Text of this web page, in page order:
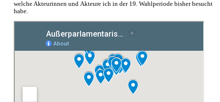
welche Akteurinnen und Akteure ich in der 19. Wahlperiode bisher besucht
habe.